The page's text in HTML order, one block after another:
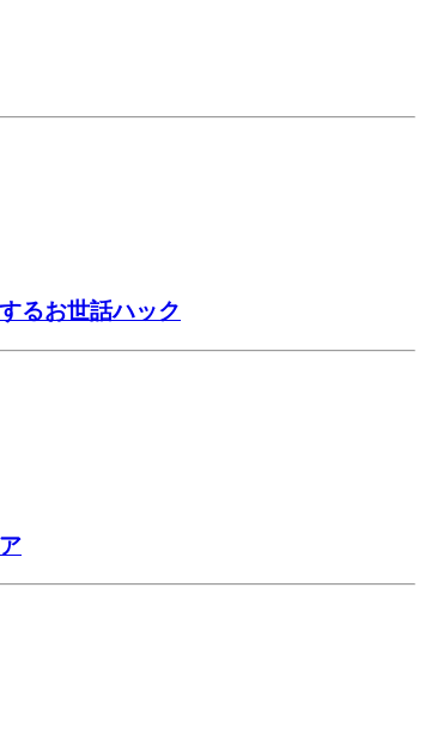
るお世話ハック